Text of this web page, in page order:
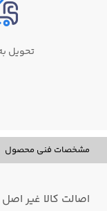
تحویل
مشخصات فنی محصول
اصالت کالا غیر اصل